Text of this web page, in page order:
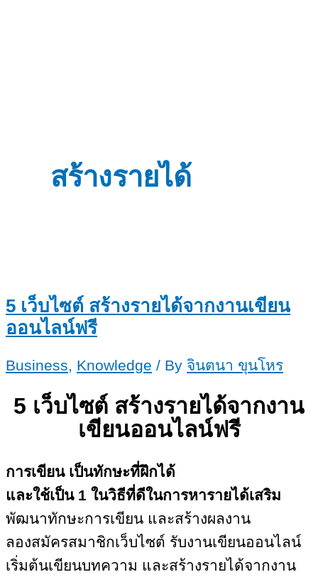
สร้างรายได้
5 เว็บไซต์ สร้างรายได้จากงานเขียน
ออนไลน์ฟรี
Business, Knowledge / By จินตนา ขุนโหร
5 เว็บไซต์ สร้างรายได้จากงาน
เขียนออนไลน์ฟรี
การเขียน เป็นทักษะที่ฝึกได้
และใช้เป็น 1 ในวิธีที่ดีในการหารายได้เสริม
พัฒนาทักษะการเขียน และสร้างผลงาน
ลองสมัครสมาชิกเว็บไซต์ รับงานเขียนออนไลน์
เริ่มต้นเขียนบทความ และสร้างรายได้จากงาน